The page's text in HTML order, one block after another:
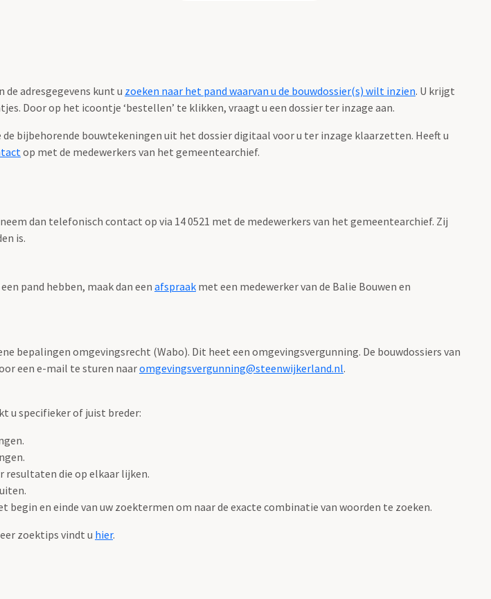
de adresgegevens kunt u zoeken naar het pand waarvan u de bouwdossier(s) wilt inzien. U krijgt
Door op het icoontje ‘bestellen’ te klikken, vraagt u een dossier ter inzage aan.
bijbehorende bouwtekeningen uit het dossier digitaal voor u ter inzage klaarzetten. Heeft u
op met de medewerkers van het gemeentearchief.
dan telefonisch contact op via 14 0521 met de medewerkers van het gemeentearchief. Zij
is.
pand hebben, maak dan een afspraak met een medewerker van de Balie Bouwen en
bepalingen omgevingsrecht (Wabo). Dit heet een omgevingsvergunning. De bouwdossiers van
een e-mail te sturen naaromgevingsvergunning@steenwijkerland.nl.
u specifieker of juist breder:
resultaten die op elkaar lijken.
begin en einde van uw zoektermen om naar de exacte combinatie van woorden te zoeken.
zoektips vindt u hier.